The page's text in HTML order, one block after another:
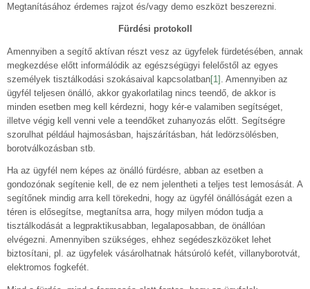
Megtanításához érdemes rajzot és/vagy demo eszközt beszerezni.
Fürdési protokoll
Amennyiben a segítő aktívan részt vesz az ügyfelek fürdetésében, annak
megkezdése előtt informálódik az egészségügyi felelőstől az egyes
személyek tisztálkodási szokásaival kapcsolatban[1] . Amennyiben az
ügyfél teljesen önálló, akkor gyakorlatilag nincs teendő, de akkor is
minden esetben meg kell kérdezni, hogy kér-e valamiben segítséget,
illetve végig kell venni vele a teendőket zuhanyozás előtt. Segítségre
szorulhat például hajmosásban, hajszárításban, hát ledörzsölésben,
borotválkozásban stb.
Ha az ügyfél nem képes az önálló fürdésre, abban az esetben a
gondozónak segítenie kell, de ez nem jelentheti a teljes test lemosását. A
segítőnek mindig arra kell törekedni, hogy az ügyfél önállóságát ezen a
téren is elősegítse, megtanítsa arra, hogy milyen módon tudja a
tisztálkodását a legpraktikusabban, legalaposabban, de önállóan
elvégezni. Amennyiben szükséges, ehhez segédeszközöket lehet
biztosítani, pl. az ügyfelek vásárolhatnak hátsúroló kefét, villanyborotvát,
elektromos fogkefét.